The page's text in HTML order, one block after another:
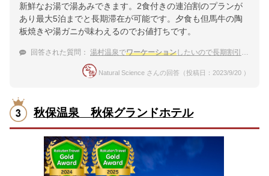
新鮮なお湯で湯あみできます。2食付きの連泊割のプランが
あり最大5泊までと長期滞在が可能です。夕食も但馬牛の陶
板焼きや湯ガニが味わえるのでお値打ちです。
回答された質問： 湯村温泉でワーケーション したいので長期割引のある宿を教えて下さい。
Natural Science さんの回答（投稿日：2023/9/20 ）
秋保温泉 秋保グランドホテル